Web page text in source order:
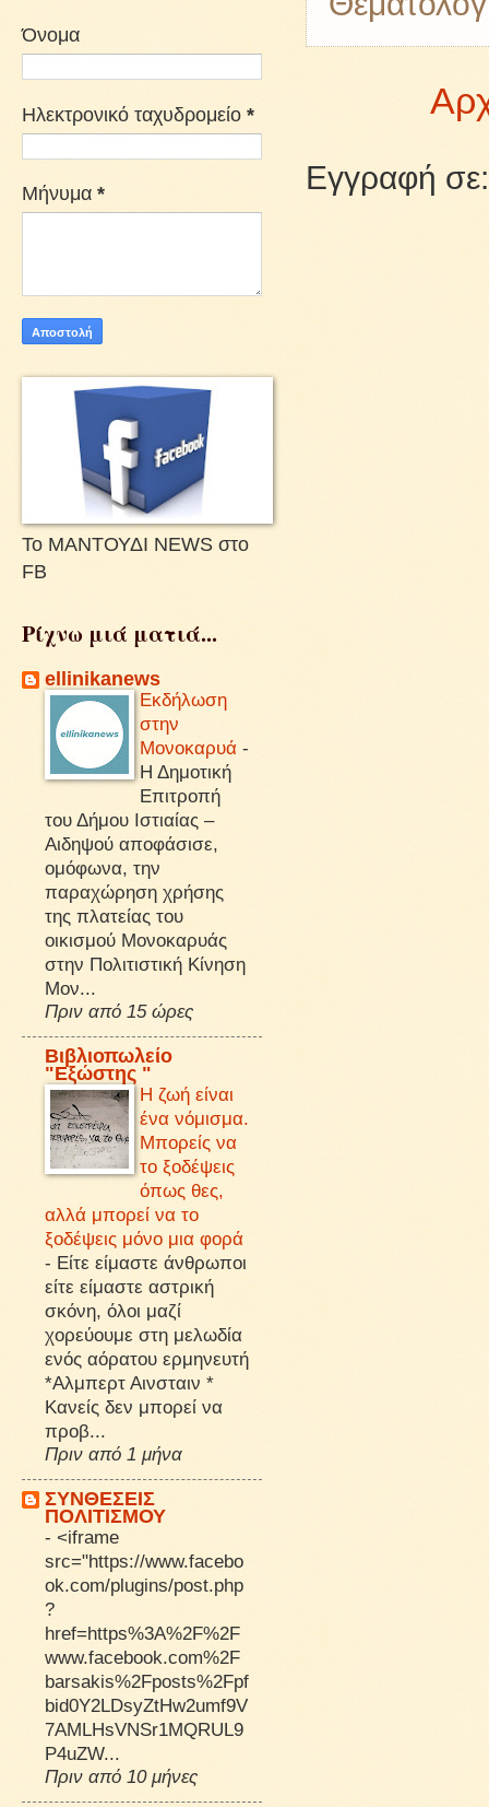
Εγγραφή
Όνομα
Ηλεκτρονικό ταχυδρομείο *
Μήνυμα *
Το ΜΑΝΤΟΥΔΙ NEWS στο
FB
Ρίχνω μιά ματιά...
ellinikanews
Εκδήλωση
στην
Μονοκαρυά -
Η Δημοτική
Επιτροπή
του Δήμου Ιστιαίας –
Αιδηψού αποφάσισε,
ομόφωνα, την
παραχώρηση χρήσης
της πλατείας του
οικισμού Μονοκαρυάς
στην Πολιτιστική Κίνηση
Μον...
Πριν από 15 ώρες
Βιβλιοπωλείο
"Εξώστης "
Η ζωή είναι
ένα νόμισμα.
Μπορείς να
το ξοδέψεις
όπως θες,
αλλά μπορεί να το
ξοδέψεις μόνο μια φορά
- Είτε είμαστε άνθρωποι
είτε είμαστε αστρική
σκόνη, όλοι μαζί
χορεύουμε στη μελωδία
ενός αόρατου ερμηνευτή
*Αλμπερτ Αινσταιν *
Κανείς δεν μπορεί να
προβ...
Πριν από 1 μήνα
ΣΥΝΘΕΣΕΙΣ
ΠΟΛΙΤΙΣΜΟΥ
- <iframe
src="https://www.facebo
ok.com/plugins/post.php
?
href=https%3A%2F%2F
www.facebook.com%2F
barsakis%2Fposts%2Fpf
bid0Y2LDsyZtHw2umf9V
7AMLHsVNSr1MQRUL9
P4uZW...
Πριν από 10 μήνες